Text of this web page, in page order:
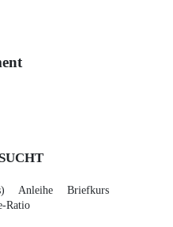
Anleihe
Briefkurs
Ratio